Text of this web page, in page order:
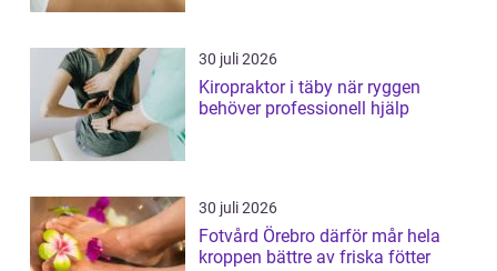
30 juli 2026
Kiropraktor i täby när ryggen
behöver professionell hjälp
30 juli 2026
Fotvård Örebro därför mår hela
kroppen bättre av friska fötter